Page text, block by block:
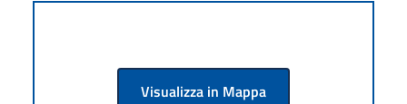
Visualizza in Mappa